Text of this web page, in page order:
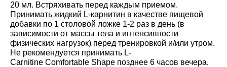
20 мл. Встряхивать перед каждым приемом.
Принимать жидкий L-карнитин в качестве пищевой
добавки по 1 столовой ложке 1-2 раз в день (в
зависимости от массы тела и интенсивности
физических нагрузок) перед тренировкой и/или утром.
Не рекомендуется принимать L-
Carnitine Comfortable Shape позднее 6 часов вечера,